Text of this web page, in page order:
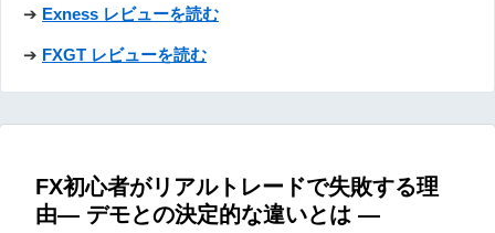
➔ Exness レビューを読む
➔ FXGT レビューを読む
FX初心者がリアルトレードで失敗する理
由― デモとの決定的な違いとは ―